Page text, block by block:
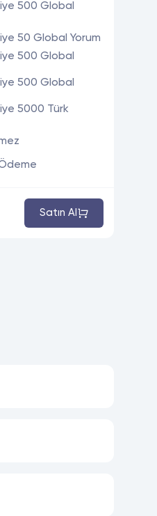
500 Global
50 Global Yorum
500 Global
500 Global
5000 Türk
Satın Al